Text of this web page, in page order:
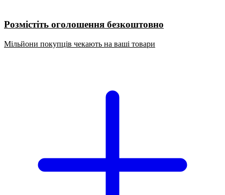
Розмістіть оголошення безкоштовно
Мільйони покупців чекають на ваші товари